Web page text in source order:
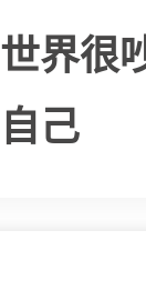
世界很
自己